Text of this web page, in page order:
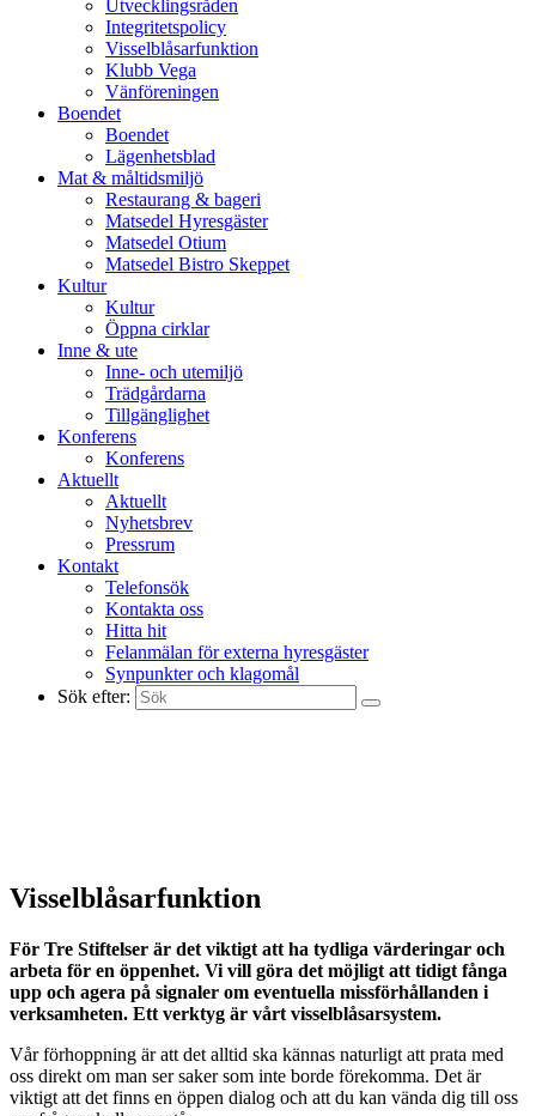
Utvecklingsråden
Integritetspolicy
Visselblåsarfunktion
Klubb Vega
Vänföreningen
Boendet
Boendet
Lägenhetsblad
Mat & måltidsmiljö
Restaurang & bageri
Matsedel Hyresgäster
Matsedel Otium
Matsedel Bistro Skeppet
Kultur
Kultur
Öppna cirklar
Inne & ute
Inne- och utemiljö
Trädgårdarna
Tillgänglighet
Konferens
Konferens
Aktuellt
Aktuellt
Nyhetsbrev
Pressrum
Kontakt
Telefonsök
Kontakta oss
Hitta hit
Felanmälan för externa hyresgäster
Synpunkter och klagomål
Sök efter:
Visselblåsarfunktion
För Tre Stiftelser är det viktigt att ha tydliga värderingar och
arbeta för en öppenhet. Vi vill göra det möjligt att tidigt fånga
upp och agera på signaler om eventuella missförhållanden i
verksamheten. Ett verktyg är vårt visselblåsarsystem.
Vår förhoppning är att det alltid ska kännas naturligt att prata med
oss direkt om man ser saker som inte borde förekomma. Det är
viktigt att det finns en öppen dialog och att du kan vända dig till oss